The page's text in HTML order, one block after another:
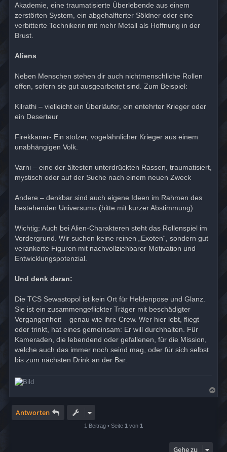
Akademie, eine traumatisierte Überlebende aus einem
zerstörten System, ein abgehalfterter Söldner oder eine
verbitterte Technikerin mit mehr Metall als Hoffnung in der
Brust.
Aliens
Neben Menschen stehen dir auch nichtmenschliche Rollen
offen, sofern sie gut ausgearbeitet sind. Zum Beispiel:
Kilrathi – vielleicht ein Überläufer, ein entehrter Krieger oder
ein Deserteur
Firekkaner- Ein stolzer, vogelähnlicher Krieger aus einem
unabhängigen Volk.
Varni – eine der ältesten unterdrückten Rassen, traumatisiert,
mystisch oder auf der Suche nach einem neuen Zweck
Andere – denkbar sind auch eigene Ideen im Rahmen des
bestehenden Universums (bitte mit kurzer Abstimmung)
Wichtig: Auch bei Alien-Charakteren steht das Rollenspiel im
Vordergrund. Wir suchen keine reinen „Exoten“, sondern gut
verankerte Figuren mit nachvollziehbarer Motivation und
Entwicklungspotenzial.
Und denk daran:
Die TCS Sewastopol ist kein Ort für Heldenpose und Glanz.
Sie ist ein zusammengeflickter Träger mit beschädigter
Vergangenheit – genau wie ihre Crew. Wer hier lebt, fliegt
oder trinkt, hat eines gemeinsam: Er will durchhalten. Für
Kameraden, die lebendend oder gefallenen, für die Mission,
welche auch das immer noch seind mag, oder für sich selbst
bis zum nächsten Drink an der Bar.
a
Antworten
1 Beitrag • Seite 1 von 1
Gehe zu